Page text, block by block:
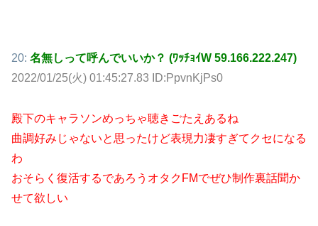
20: 名無しって呼んでいいか？ (ﾜｯﾁｮｲW 59.166.222.247)
2022/01/25(火) 01:45:27.83 ID:PpvnKjPs0
殿下のキャラソンめっちゃ聴きごたえあるね
曲調好みじゃないと思ったけど表現力凄すぎてクセになる
わ
おそらく復活するであろうオタクFMでぜひ制作裏話聞か
せて欲しい